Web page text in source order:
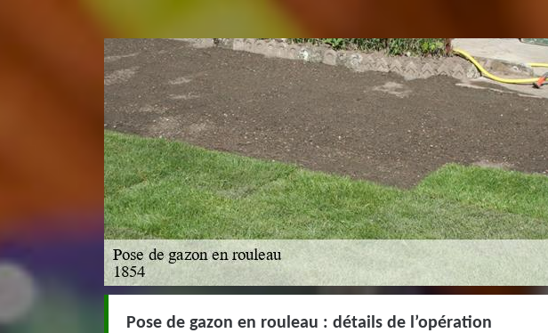
Pose de gazon en rouleau : détails de l’opération